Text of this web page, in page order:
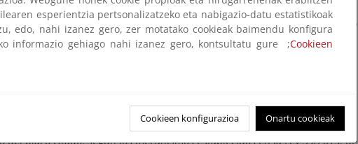
sometida a evaluación de impacto ambiental ordinaria, teniendo como
a la Dirección General de Sostenibilidad de la Costa y del Mar, adscrita a
Ambiente del Ministerio para la Transición Ecológica.
Viciano nº 2, 12002 Castellón de la Plana (código identificación:
persona o entidad pueda presentar las observaciones o alegaciones
plazo citado, según los mecanismos establecidos en la Ley 39/2015, de
esperientzia pertsonalizatzeko eta nabigazio-datu estatistikoak
edo, nahi izanez gero, zer motatako cookieak baimendu konfigura
informazio gehiago nahi izanez gero, kontsultatu gure ;Cookieen
Cookieen konfigurazioa Onartu cookieak